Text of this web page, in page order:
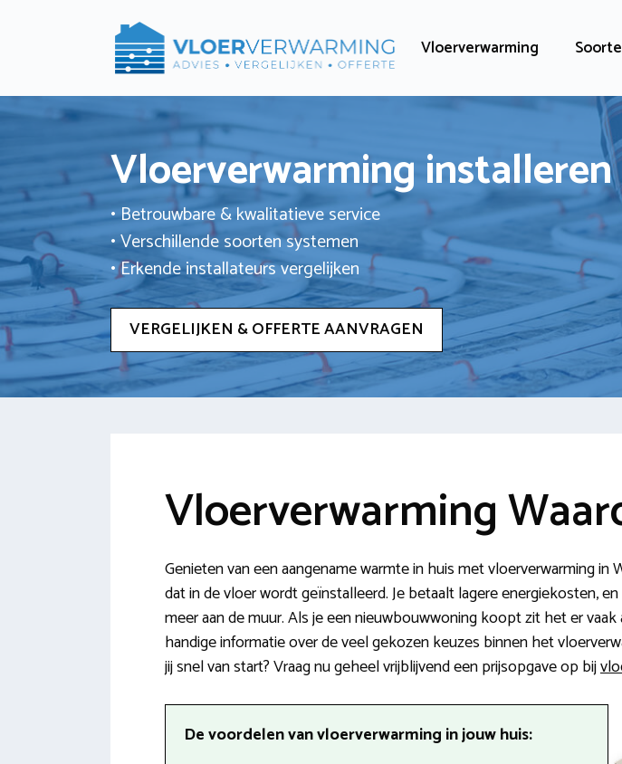
Vloerverwarming
Vloerverwarming installeren
• Betrouwbare & kwalitatieve service
• Verschillende soorten systemen
• Erkende installateurs vergelijken
VERGELIJKEN & OFFERTE AANVRAGEN
Vloerverwarming
Genieten van een aangename warmte in huis met vloerverwarming
dat in de vloer wordt geïnstalleerd. Je betaalt lagere energiekosten,
meer aan de muur. Als je een nieuwbouwwoning koopt zit het er
handige informatie over de veel gekozen keuzes binnen het
jij snel van start? Vraag nu geheel vrijblijvend een prijsopgave op bij
De voordelen van vloerverwarming in jouw huis: